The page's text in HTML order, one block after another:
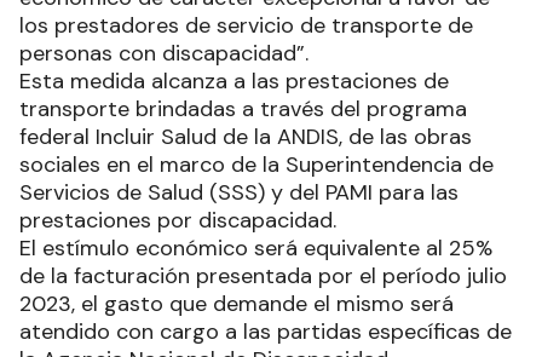
los prestadores de servicio de transporte de
personas con discapacidad”.
Esta medida alcanza a las prestaciones de
transporte brindadas a través del programa
federal Incluir Salud de la ANDIS, de las obras
sociales en el marco de la Superintendencia de
Servicios de Salud (SSS) y del PAMI para las
prestaciones por discapacidad.
El estímulo económico será equivalente al 25%
de la facturación presentada por el período julio
2023, el gasto que demande el mismo será
atendido con cargo a las partidas específicas de